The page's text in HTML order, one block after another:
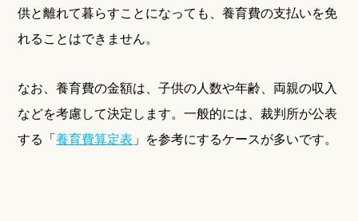
供と離れて暮らすことになっても、養育費の支払いを免
れることはできません。
なお、養育費の金額は、子供の人数や年齢、両親の収入
などを考慮して決定します。一般的には、裁判所が公表
する「養育費算定表 」を参考にするケースが多いです。